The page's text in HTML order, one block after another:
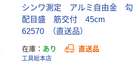
シンワ測定 アルミ自由金 勾
配目盛 筋交付 45cm
62570 （直送品）
在庫 あり 直送品
工具総本店
ル 大王製紙共同
企画 オリジナル